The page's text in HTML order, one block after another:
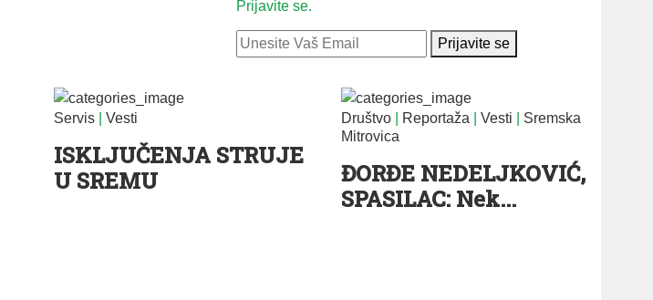
Prijavite se.
Prijavite se
Servis Vesti
ISKLJUČENJA STRUJE
U SREMU
Društvo Reportaža Vesti
Sremska
Mitrovica
ĐORĐE NEDELJKOVIĆ,
SPASILAC: Nek...